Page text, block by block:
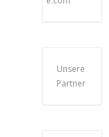
Unsere
Partner